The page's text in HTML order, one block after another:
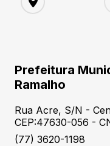
Prefeitura
Ramalho
Rua Acre, S/N -
CEP:47630-056 -
(77) 3620-1198